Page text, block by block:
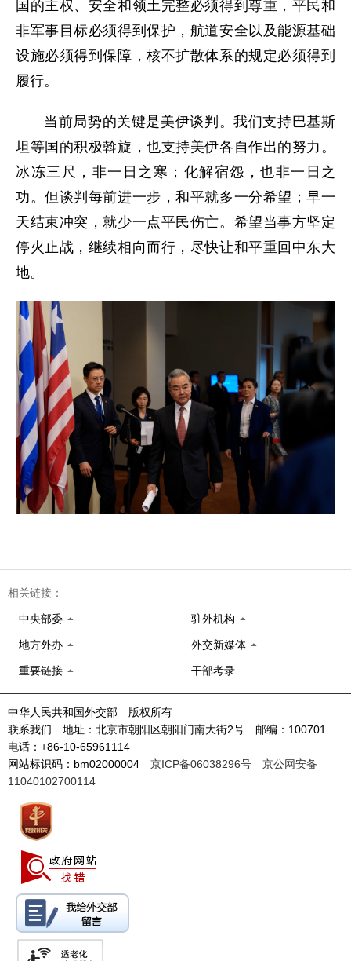
国的主权、安全和领土完整必须得到尊重，平民和
非军事目标必须得到保护，航道安全以及能源基础
设施必须得到保障，核不扩散体系的规定必须得到
履行。
当前局势的关键是美伊谈判。我们支持巴基斯
坦等国的积极斡旋，也支持美伊各自作出的努力。
冰冻三尺，非一日之寒；化解宿怨，也非一日之
功。但谈判每前进一步，和平就多一分希望；早一
天结束冲突，就少一点平民伤亡。希望当事方坚定
停火止战，继续相向而行，尽快让和平重回中东大
地。
相关链接：
中央部委 驻外机构
地方外办 外交新媒体
重要链接 干部考录
中华人民共和国外交部 版权所有
联系我们 地址：北京市朝阳区朝阳门南大街2号 邮编：100701
电话：+86-10-65961114
网站标识码：bm02000004 京ICP备06038296号
京公网安备
11040102700114